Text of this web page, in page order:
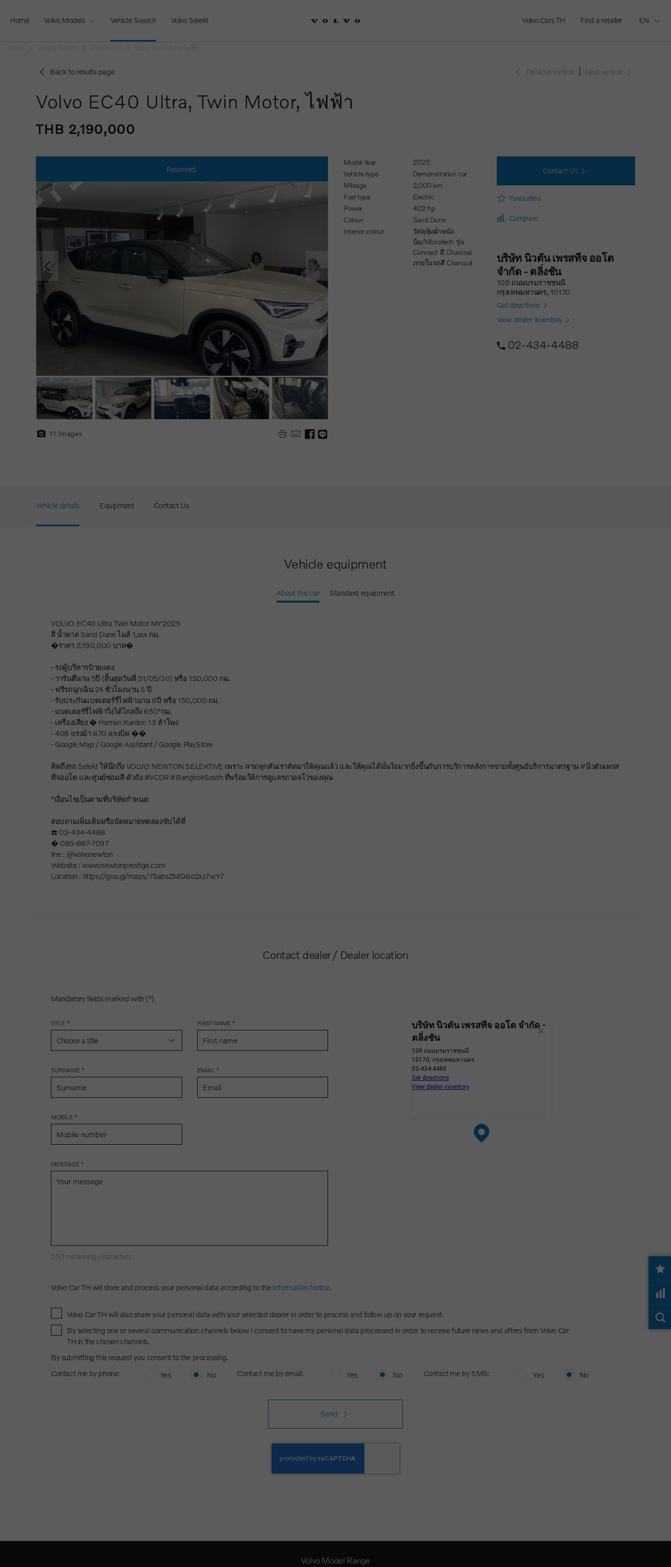
Home Volvo Models Vehicle Search Volvo Selekt Volvo Cars TH Find a retailer EN
Back to results page Previous vehicle Next vehicle
Volvo EC40 Ultra, Twin Motor, ไฟฟ้า
THB 2,190,000
Reserved.
11 Images
Model Year
2025
Vehicle type
Demonstration car
Mileage
2,000 km
Fuel type
Electric
Power
402 hp
Colour
Sand Dune
Interior colour
วัสดุหุ้มผ้าหนัง
นิ่ม/Microtech รุ่น
Connect สี Charcoal
ภายในรถสี Charcoal
Contact Us
Favourites
Compare
บริษัท นิวตัน เพรสทีจ ออโต
จำกัด - ตลิ่งชัน
109 ถนนบรมราชชนนี
กรุงเทพมหานคร, 10170
Get directions
View dealer inventory
02-434-4488
Vehicle details Equipment Contact Us
Vehicle equipment
About this car Standard equipment
VOLVO EC40 Ultra Twin Motor MY2025
สี น้ำตาล Sand Dune ไมล์ 1,xxx กม.
�ราคา 2,190,000 บาท�
- รถผู้บริหารป้ายแดง
- วารันตีนาน 5ปี (สิ้นสุดวันที่ 31/05/30) หรือ 150,000 กม.
- ฟรีรถฉุกเฉิน 24 ชั่วโมงนาน 5 ปี
- รับประกันแบตเตอร์รี่ไฟฟ้านาน 8ปี หรือ 150,000 กม.
- แบตเตอร์รี่ไฟฟ้าวิ่งได้ไกลถึง 650*กม.
- เครื่องเสียง � Haman Kardon 13 ลำโพง
- 408 แรงม้า 670 แรงบิด ��
- Google Map / Google Assistant / Google PlayStore
คิดถึงรถ Selekt ให้นึกถึง VOLVO NEWTON SELEKTIVE เพราะ #รถทุกคันเราคัดมาให้คุณแล้ว และให้คุณได้มั่นใจมากยิ่งขึ้นกับการบริการหลังการขายทั้งศูนย์บริการมาตรฐาน #นิวตันเพรส
ทีจออโต และศูนย์ซ่อมสี-ตัวถัง #VCDR #BangkokSouth ที่พร้อมให้การดูแลรถวอลโว่ของคุณ
*เงื่อนไขเป็นตามที่บริษัทกำหนด
สอบถามเพิ่มเติมหรือนัดหมายทดลองขับได้ที่
☎️ 02-434-4488
� 085-887-7097
line : @volvonewton
Website : www.newtonprestige.com
Location : https://goo.gl/maps/75absZMQ6o2xz7wY7
Contact dealer / Dealer location
Mandatory fields marked with (*)
TITLE *
Choose a title
FIRST NAME *
SURNAME * EMAIL *
MOBILE *
MESSAGE *
250 remaining characters
Volvo Car TH will store and process your personal data according to the Information Notice.
Volvo Car TH will also share your personal data with your selected dealer in order to process and follow up on your request.
By selecting one or several communication channels below I consent to have my personal data processed in order to receive future news and offers from Volvo Car
TH in the chosen channels.
By submitting this request you consent to the processing.
Contact me by phone:
Yes No Contact me by email: Yes No Contact me by SMS: Yes No
Send
Volvo Model Range